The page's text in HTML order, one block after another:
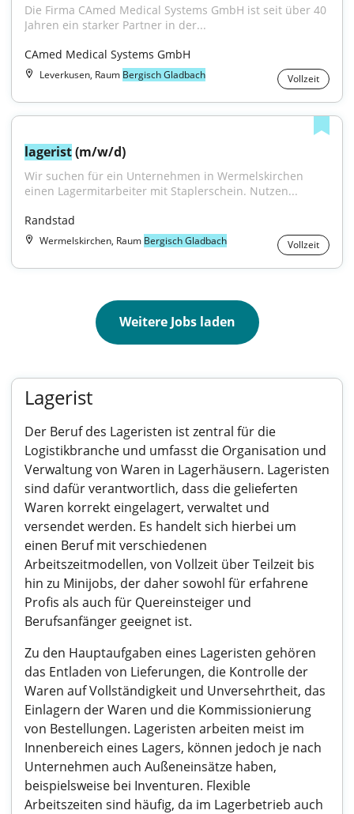
Die Firma CAmed Medical Systems GmbH ist seit über 40
Jahren ein starker Partner in der...
CAmed Medical Systems GmbH
Leverkusen, Raum Bergisch Gladbach Vollzeit
lagerist (m/w/d)
Wir suchen für ein Unternehmen in Wermelskirchen
einen Lagermitarbeiter mit Staplerschein. Nutzen...
Randstad
Wermelskirchen, Raum Bergisch Gladbach Vollzeit
Weitere Jobs laden
Lagerist
Der Beruf des Lageristen ist zentral für die
Logistikbranche und umfasst die Organisation und
Verwaltung von Waren in Lagerhäusern. Lageristen
sind dafür verantwortlich, dass die gelieferten
Waren korrekt eingelagert, verwaltet und
versendet werden. Es handelt sich hierbei um
einen Beruf mit verschiedenen
Arbeitszeitmodellen, von Vollzeit über Teilzeit bis
hin zu Minijobs, der daher sowohl für erfahrene
Profis als auch für Quereinsteiger und
Berufsanfänger geeignet ist.
Zu den Hauptaufgaben eines Lageristen gehören
das Entladen von Lieferungen, die Kontrolle der
Waren auf Vollständigkeit und Unversehrtheit, das
Einlagern der Waren und die Kommissionierung
von Bestellungen. Lageristen arbeiten meist im
Innenbereich eines Lagers, können jedoch je nach
Unternehmen auch Außeneinsätze haben,
beispielsweise bei Inventuren. Flexible
Arbeitszeiten sind häufig, da im Lagerbetrieb auch